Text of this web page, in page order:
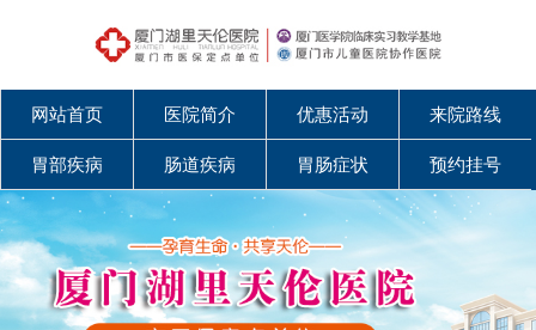
网站首页 医院简介 优惠活动 来院路线
胃部疾病 肠道疾病 胃肠症状 预约挂号